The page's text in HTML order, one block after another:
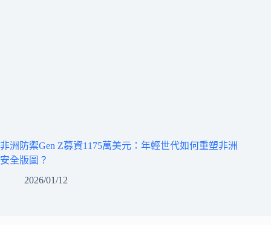
非洲防禦Gen Z募資1175萬美元：年輕世代如何重塑非洲
安全版圖？
2026/01/12